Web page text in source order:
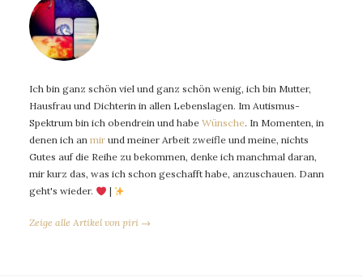
Ich bin ganz schön viel und ganz schön wenig, ich bin Mutter,
Hausfrau und Dichterin in allen Lebenslagen. Im Autismus-
Spektrum bin ich obendrein und habe Wünsche. In Momenten, in
denen ich an mir und meiner Arbeit zweifle und meine, nichts
Gutes auf die Reihe zu bekommen, denke ich manchmal daran,
mir kurz das, was ich schon geschafft habe, anzuschauen. Dann
geht's wieder.
|
Zeige alle Artikel von piri →